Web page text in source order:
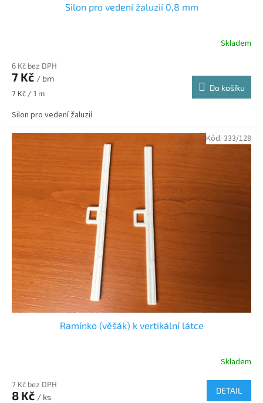
Silon pro vedení žaluzií 0,8 mm
Skladem
6 Kč bez DPH
7 Kč / bm
Měrná
7 Kč / 1 m
Do košíku
Silon pro vedení žaluzií
Ramínko (věšák) k vertikální látce
Skladem
7 Kč bez DPH
8 Kč / ks
DETAIL
Kód: 333/128